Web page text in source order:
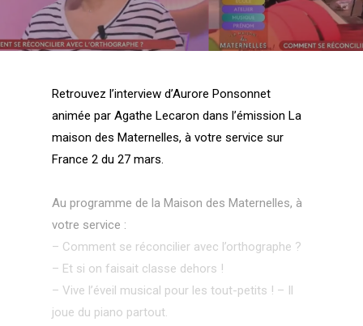
Retrouvez l’interview d’Aurore Ponsonnet
animée par Agathe Lecaron dans l’émission La
maison des Maternelles, à votre service sur
France 2 du 27 mars.
Au programme de la Maison des Maternelles, à
votre service :
– Comment se réconcilier avec l’orthographe ?
– Et si on faisait classe dehors !
– Vive l’éveil musical pour les tout-petits ! – Il
joue du piano partout.